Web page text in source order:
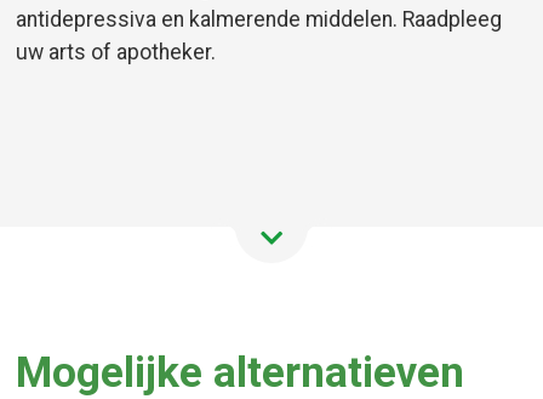
antidepressiva en kalmerende middelen. Raadpleeg
uw arts of apotheker.
Mogelijke alternatieven